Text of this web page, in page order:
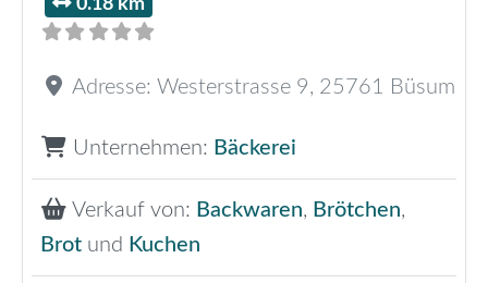
0.18 km
Adresse: Westerstrasse 9, 25761 Büsum
Unternehmen: Bäckerei
Verkauf von: Backwaren, Brötchen,
Brot und Kuchen